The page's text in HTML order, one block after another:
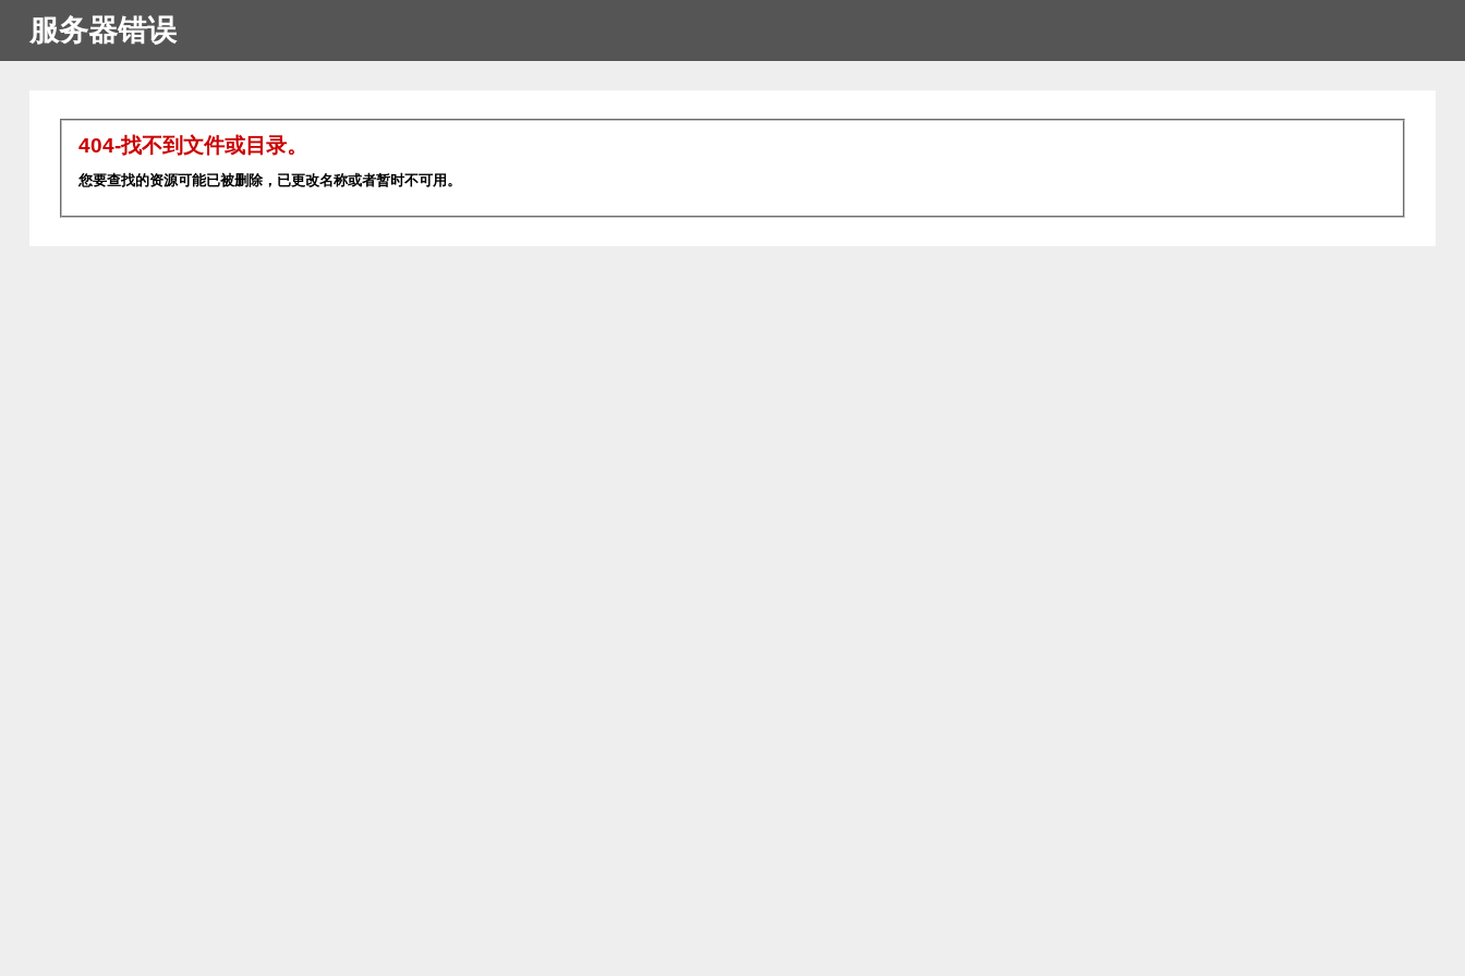
服务器错误
404-找不到文件或目录。
您要查找的资源可能已被删除，已更改名称或者暂时不可用。